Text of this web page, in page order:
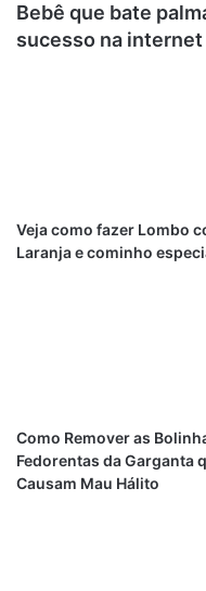
Bebê que bate
sucesso na internet
Veja como fazer Lombo
Laranja e cominho
Como Remover as
Fedorentas da Garganta
Causam Mau Hálito